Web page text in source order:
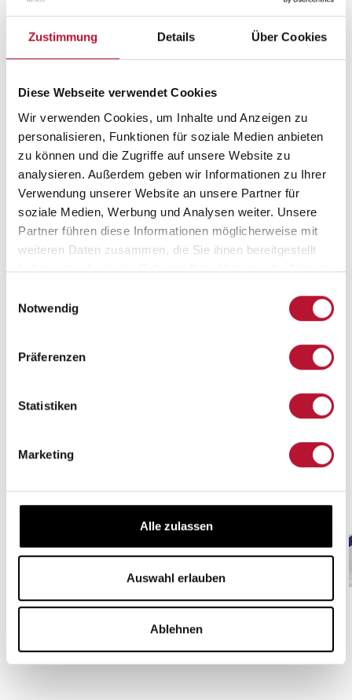
Zustimmung Details Über Cookies
Diese Webseite verwendet Cookies
Wir verwenden Cookies, um Inhalte und Anzeigen zu
personalisieren, Funktionen für soziale Medien anbieten
zu können und die Zugriffe auf unsere Website zu
analysieren. Außerdem geben wir Informationen zu Ihrer
Verwendung unserer Website an unsere Partner für
soziale Medien, Werbung und Analysen weiter. Unsere
Partner führen diese Informationen möglicherweise mit
weiteren Daten zusammen, die Sie ihnen bereitgestellt
haben oder die sie im Rahmen Ihrer Nutzung der Dienste
Notwendig
Präferenzen
Statistiken
Marketing
Alle zulassen
Auswahl erlauben
Ablehnen
Mindesthaltbarkeit auswählen
In den Warenkorb
Beschreibung
Hygienemasken Typ IIR
Details